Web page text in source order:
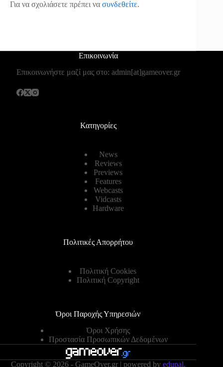
Για να σχολιάσετε πρέπει να συνδεθείτε.
Επικοινωνία
Επικοινωνήστε μαζί μας στο: admin[at]gameover.gr
Κατηγορίες
News
Reviews
Previews
Features
Webcasts
Vidcasts
Hardware
Πολιτικές Απορρήτου
Πολιτική Cookies
Πολιτική Copyright
Όροι Παροχής Υπηρεσιών
Όροι Χρήσης
Προστασία Προσωπικών Δεδομένων
Copyright © 2026 - GameOver.gr | powered by edupal.